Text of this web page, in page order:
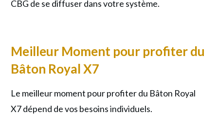
CBG de se diffuser dans votre système.
Meilleur Moment pour profiter du
Bâton Royal X7
Le meilleur moment pour profiter du Bâton Royal
X7 dépend de vos besoins individuels.